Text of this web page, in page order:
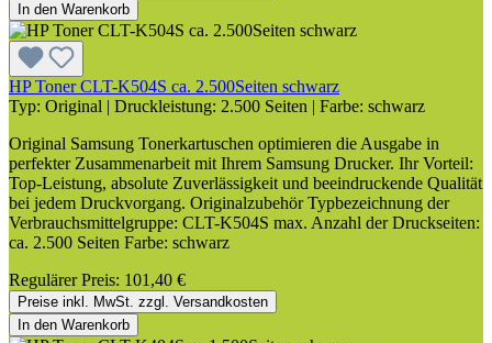
In den Warenkorb
HP Toner CLT-K504S ca. 2.500Seiten schwarz
Typ: Original | Druckleistung: 2.500 Seiten | Farbe: schwarz
Original Samsung Tonerkartuschen optimieren die Ausgabe in
perfekter Zusammenarbeit mit Ihrem Samsung Drucker. Ihr Vorteil:
Top-Leistung, absolute Zuverlässigkeit und beeindruckende Qualität
bei jedem Druckvorgang. Originalzubehör Typbezeichnung der
Verbrauchsmittelgruppe: CLT-K504S max. Anzahl der Druckseiten:
ca. 2.500 Seiten Farbe: schwarz
Regulärer Preis: 101,40 €
Preise inkl. MwSt. zzgl. Versandkosten
In den Warenkorb